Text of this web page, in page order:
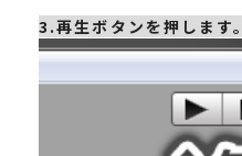
3.再生ボタンを押します。